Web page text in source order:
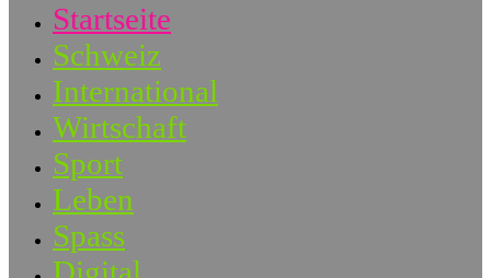
Startseite
Schweiz
International
Wirtschaft
Sport
Leben
Spass